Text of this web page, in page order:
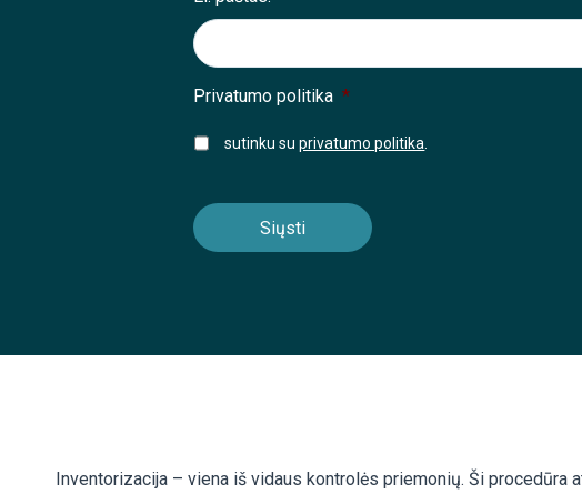
Privatumo politika *
sutinku suprivatumo politika
Inventorizacija – viena iš vidaus kontrolės priemonių. Ši